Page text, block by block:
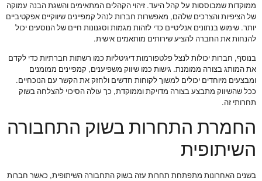
ממוקדות שמבוססות על קהל היעד. זיהוי הקהלים המתאימים והשגת הבנה עמוקה
של הציפיות והצרכים שלהם, מאפשרות חברות לנהל קמפיינים שיווקיים אפקטיביים
יותר. שימוש בנתונים אנליטיים כדי לזהות מגמות וסגנונות חיים של הנוסעים יכול
להנחות את החברה להציע שירותים מותאמים אישית.
בנוסף, חברות יכולות לנצל פלטפורמות דיגיטליות כמו רשתות חברתיות כדי לקדם
את המותג בצורה ממומנת. גישות כמו שיווק משפיענים, קמפיינים ממומנים
ומבצעים מיוחדים יכולים למשוך לקוחות חדשים ולחזק את הקשר עם הנוכחיים.
ככל שהשיווק מתבצע בצורה מדויקת וממוקדת, כך עולה הסיכוי להצלחה בשוק
תחרותי זה.
החמרת התחרות בשוק התחבורה
השיתופית
בשנים האחרונות מתפתחת תחרות עזה בשוק התחבורה השיתופית, כאשר חברות